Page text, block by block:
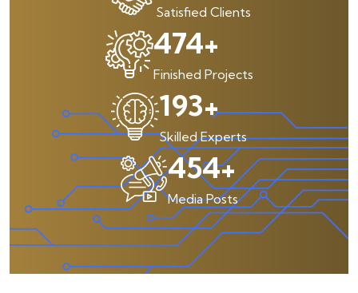
Satisfied Clients
600+
Finished Projects
250+
Skilled Experts
590+
Media Posts